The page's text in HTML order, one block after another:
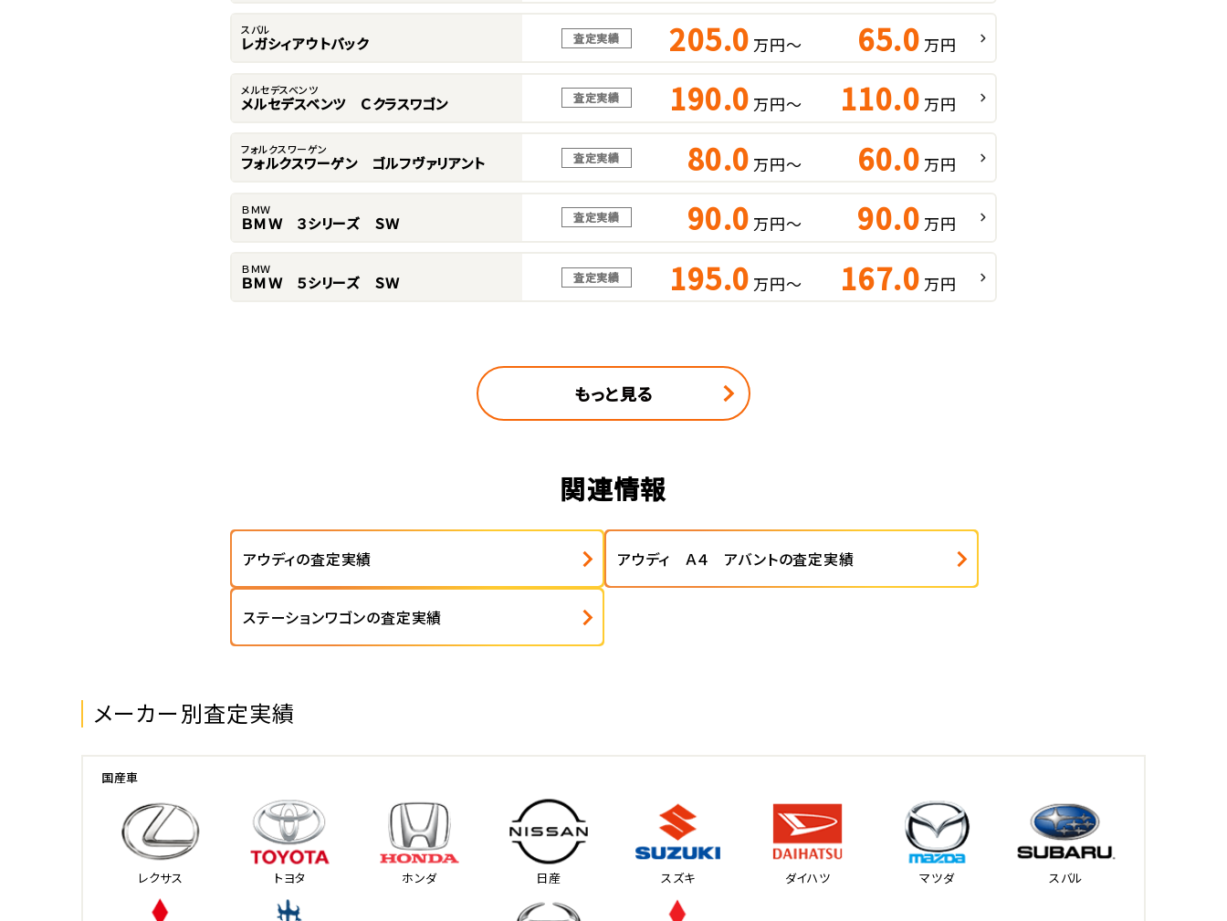
スバル
レガシィアウトバック 査定実績 205.0 万円～ 65.0 万円
メルセデスベンツ
メルセデスベンツ Ｃクラスワゴン 査定実績 190.0 万円～ 110.0 万円
フォルクスワーゲン
フォルクスワーゲン ゴルフヴァリアント 査定実績 80.0 万円～ 60.0 万円
ＢＭＷ
ＢＭＷ ３シリーズ ＳＷ 査定実績 90.0 万円～ 90.0 万円
ＢＭＷ
ＢＭＷ ５シリーズ ＳＷ 査定実績 195.0 万円～ 167.0 万円
もっと見る
関連情報
アウディの査定実績 アウディ Ａ４ アバントの査定実績
ステーションワゴンの査定実績
メーカー別査定実績
国産車
レクサス トヨタ ホンダ 日産 スズキ ダイハツ マツダ スバル